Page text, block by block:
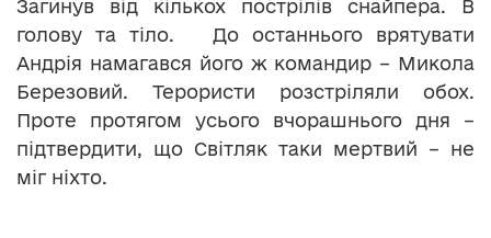
Загинув від кількох пострілів снайпера. В
голову та тіло. До останнього врятувати
Андрія намагався його ж командир – Микола
Березовий. Терористи розстріляли обох.
Проте протягом усього вчорашнього дня –
підтвердити, що Світляк таки мертвий – не
міг ніхто.